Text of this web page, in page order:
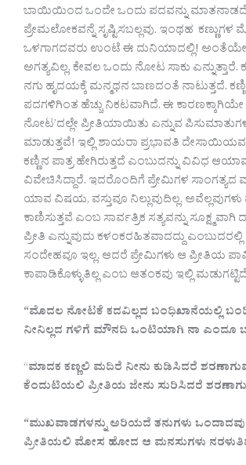
ಬಾಯಿಯಿಂದ ಒಂದೇ ಒಂದು ಪದವನ್ನು
ಪ್ರೇಮಲೋಕವನ್ನೆ ಸೃಷ್ಟಿಸಬಲ್ಲವು. ಇಂಥಹ ಕಣ್ಣುಗಳ
ಒಳಗಾಗದವರು ಉಂಟೆ ಈ ದುನಿಯಾದಲ್ಲಿ! ಅಂತೆಯೇ
ಅಗತ್ಯವಿಲ್ಲ, ಕೇವಲ ಒಂದು ನೋಟ ಸಾಕು
ನಗು ಹೃದಯಕ್ಕೆ ಮನ್ಮಥನ ಬಾಣದಂತೆ ನಾಟುತ್ತದೆ.
ಪದಗಳಿಗಿಂತ ಹೆಚ್ಚು ನಿಕಟವಾಗಿದೆ. ಈ
ನೋಟ’ದಲ್ಲೇ ಪ್ರೀತಿಯಾಯಿತು ಎನ್ನುವ
ಮಾಡುತ್ತವೆ! ಇಲ್ಲಿ ಶಾಯರಾ ಪ್ರಭಾವತಿ
ಕಣ್ಣಿನ ಪಾತ್ರ ಹೇಗಿರುತ್ತದೆ ಎಂಬುದನ್ನು ವಿವಿಧ
ವಿವೇಚಿಸಿದ್ದಾರೆ. ಇದರೊಂದಿಗೆ ಪ್ರೇಮಿಗಳ
ಯಾವ ವಿಷಯ, ವಸ್ತುವೂ ನಿಲ್ಲುವುದಿಲ್ಲ.
ಕಾಣಿಸುತ್ತವೆ ಎಂಬ ಸಾರ್ವತ್ರಿಕ ಸತ್ಯವನ್ನು
ಪ್ರೀತಿ ಎನ್ನುವುದು ಕಳಂಕರಹಿತವಾದದ್ದು
ಸಂದೇಹವೂ ಇಲ್ಲ.‌ ಆದರೆ ಪ್ರೇಮಿಗಳು ಆ ಪ್ರೀತಿಯ
ಕಾಪಾಡಿಕೊಳ್ಳುತಿಲ್ಲ ಎಂಬ ಆತಂಕವು ಇಲ್ಲಿ
“ಮೊದಲ ನೋಟಕೆ ಕದವಿಲ್ಲದ ಬಂಧಿಖಾನೆಯಲ್ಲಿ
ನೀನಿಲ್ಲದ ಗಳಿಗೆ ಮೌನದಿ ಒಂಟಿಯಾಗಿ ನಾ ಎಂದೂ
“ಮಾದಕ ಕಣ್ಣಲಿ ಮದಿರೆ ನೀನು ಕುಡಿಸಿದರೆ
ಕೆಂದುಟಿಯಲಿ ಪ್ರೀತಿಯ ಜೇನು ಸುರಿಸಿದರೆ
“ಮುಖವಾಡಗಳನ್ನು ಅರಿಯದೆ ತನುಗಳು ಒಂದಾದವು
ಪ್ರೀತಿಯಲಿ ಮೋಸ ಹೋದ ಆ ಮನಸುಗಳು